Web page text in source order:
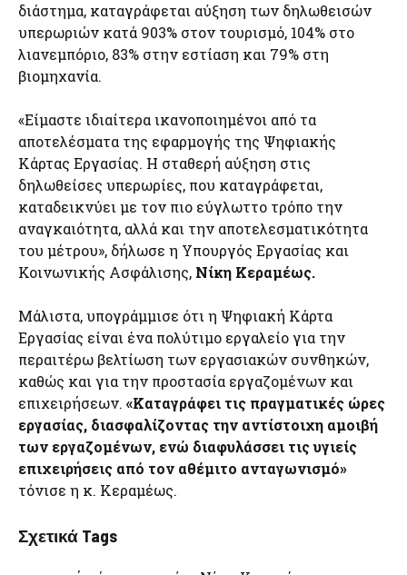
διάστημα, καταγράφεται αύξηση των δηλωθεισών
υπερωριών κατά 903% στον τουρισμό, 104% στο
λιανεμπόριο, 83% στην εστίαση και 79% στη
βιομηχανία.
«Είμαστε ιδιαίτερα ικανοποιημένοι από τα
αποτελέσματα της εφαρμογής της Ψηφιακής
Κάρτας Εργασίας. Η σταθερή αύξηση στις
δηλωθείσες υπερωρίες, που καταγράφεται,
καταδεικνύει με τον πιο εύγλωττο τρόπο την
αναγκαιότητα, αλλά και την αποτελεσματικότητα
του μέτρου», δήλωσε η Υπουργός Εργασίας και
Κοινωνικής Ασφάλισης, Νίκη Κεραμέως.
Μάλιστα, υπογράμμισε ότι η Ψηφιακή Κάρτα
Εργασίας είναι ένα πολύτιμο εργαλείο για την
περαιτέρω βελτίωση των εργασιακών συνθηκών,
καθώς και για την προστασία εργαζομένων και
επιχειρήσεων. «Καταγράφει τις πραγματικές ώρες
εργασίας, διασφαλίζοντας την αντίστοιχη αμοιβή
των εργαζομένων, ενώ διαφυλάσσει τις υγιείς
επιχειρήσεις από τον αθέμιτο ανταγωνισμό»
τόνισε η κ. Κεραμέως.
Σχετικά Tags